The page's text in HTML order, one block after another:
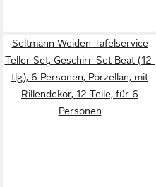
Seltmann Weiden Tafelservice
Teller Set, Geschirr-Set Beat (12-
tlg), 6 Personen, Porzellan, mit
Rillendekor, 12 Teile, für 6
Personen